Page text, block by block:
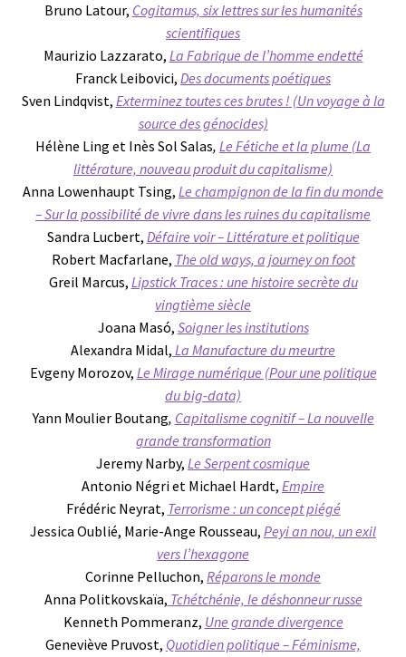
Bruno Latour, Cogitamus, six lettres sur les humanités
scientifiques
Maurizio Lazzarato, La Fabrique de l’homme endetté
Franck Leibovici, Des documents poétiques
Sven Lindqvist, Exterminez toutes ces brutes ! (Un voyage à la
source des génocides)
Hélène Ling et Inès Sol Salas, Le Fétiche et la plume (La
littérature, nouveau produit du capitalisme)
Anna Lowenhaupt Tsing, Le champignon de la fin du monde
– Sur la possibilité de vivre dans les ruines du capitalisme
Sandra Lucbert, Défaire voir – Littérature et politique
Robert Macfarlane, The old ways, a journey on foot
Greil Marcus, Lipstick Traces : une histoire secrète du
vingtième siècle
Joana Masó, Soigner les institutions
Alexandra Midal, La Manufacture du meurtre
Evgeny Morozov, Le Mirage numérique (Pour une politique
du big-data)
Yann Moulier Boutang, Capitalisme cognitif – La nouvelle
grande transformation
Jeremy Narby, Le Serpent cosmique
Antonio Négri et Michael Hardt, Empire
Frédéric Neyrat, Terrorisme : un concept piégé
Jessica Oublié, Marie-Ange Rousseau, Peyi an nou, un exil
vers l’hexagone
Corinne Pelluchon, Réparons le monde
Anna Politkovskaïa, Tchétchénie, le déshonneur russe
Kenneth Pommeranz, Une grande divergence
Geneviève Pruvost, Quotidien politique – Féminisme,